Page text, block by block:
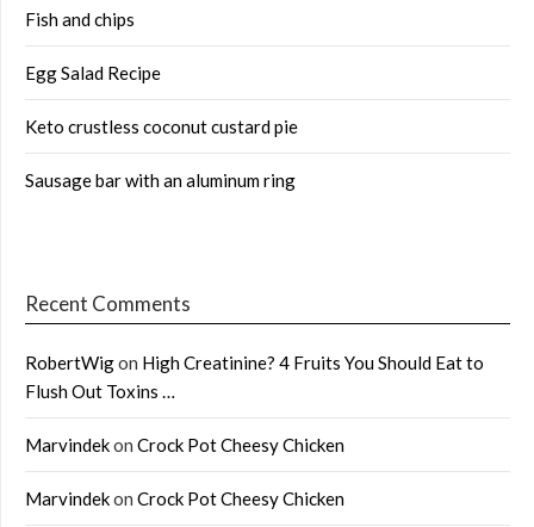
Fish and chips
Egg Salad Recipe
Keto crustless coconut custard pie
Sausage bar with an aluminum ring
Recent Comments
RobertWigon High Creatinine? 4 Fruits You Should Eat to
Flush Out Toxins …
Marvindekon Crock Pot Cheesy Chicken
Marvindekon Crock Pot Cheesy Chicken